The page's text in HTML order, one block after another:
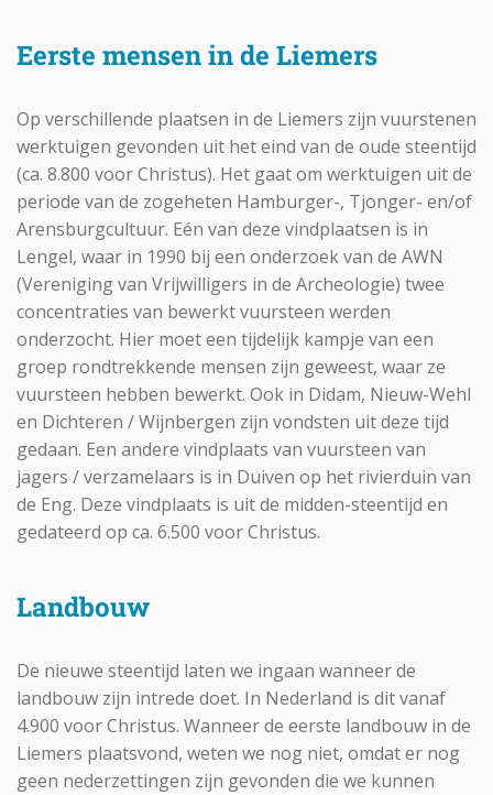
Eerste mensen in de Liemers
Op verschillende plaatsen in de Liemers zijn vuurstenen
werktuigen gevonden uit het eind van de oude steentijd
(ca. 8.800 voor Christus). Het gaat om werktuigen uit de
periode van de zogeheten Hamburger-, Tjonger- en/of
Arensburgcultuur. Eén van deze vindplaatsen is in
Lengel, waar in 1990 bij een onderzoek van de AWN
(Vereniging van Vrijwilligers in de Archeologie) twee
concentraties van bewerkt vuursteen werden
onderzocht. Hier moet een tijdelijk kampje van een
groep rondtrekkende mensen zijn geweest, waar ze
vuursteen hebben bewerkt. Ook in Didam, Nieuw-Wehl
en Dichteren / Wijnbergen zijn vondsten uit deze tijd
gedaan. Een andere vindplaats van vuursteen van
jagers / verzamelaars is in Duiven op het rivierduin van
de Eng. Deze vindplaats is uit de midden-steentijd en
gedateerd op ca. 6.500 voor Christus.
Landbouw
De nieuwe steentijd laten we ingaan wanneer de
landbouw zijn intrede doet. In Nederland is dit vanaf
4.900 voor Christus. Wanneer de eerste landbouw in de
Liemers plaatsvond, weten we nog niet, omdat er nog
geen nederzettingen zijn gevonden die we kunnen